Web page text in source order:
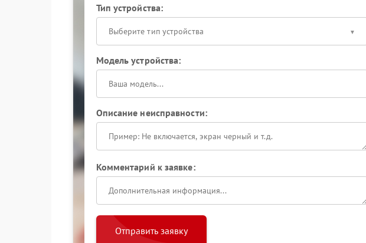
Тип устройства:
Выберите тип устройства
Модель устройства:
Описание неисправности:
Комментарий к заявке:
Отправить заявку